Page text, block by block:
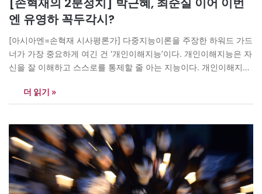
엔 유영하 꼭두각시?
[아시아엔=손혁재 시사평론가] 다중지능이론을 주장한 하워드 가드
너가 가장 중요하게 여긴 건 ‘개인이해지능’이다. 개인이해지능은 자
신을 잘 이해하고 스스로를 통제할 줄 아는 지능이다. 개인이해지능
겠다던 약속을 차버린다면 안타깝지만 명예로운 퇴진은 물건너갈
것이다.
더 읽기 »